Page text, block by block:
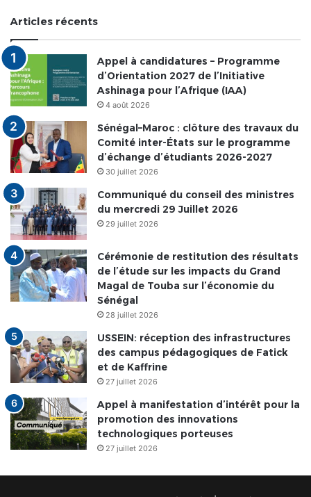
Articles récents
Appel à candidatures – Programme
d’Orientation 2027 de l’Initiative
Ashinaga pour l’Afrique (IAA)
4 août 2026
Sénégal–Maroc : clôture des travaux du
Comité inter-États sur le programme
d’échange d’étudiants 2026-2027
30 juillet 2026
Communiqué du conseil des ministres
du mercredi 29 Juillet 2026
29 juillet 2026
Cérémonie de restitution des résultats
de l’étude sur les impacts du Grand
Magal de Touba sur l’économie du
Sénégal
28 juillet 2026
USSEIN: réception des infrastructures
des campus pédagogiques de Fatick
et de Kaffrine
27 juillet 2026
Appel à manifestation d’intérêt pour la
promotion des innovations
technologiques porteuses
27 juillet 2026